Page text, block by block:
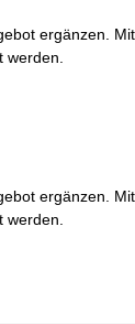
ergänzen.
ergänzen.